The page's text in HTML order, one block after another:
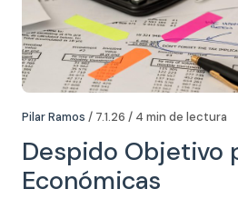
Pilar Ramos / 7.1.26 / 4 min de lectura
Despido Objetivo
Económicas